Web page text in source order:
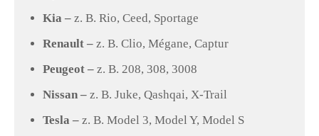
Kia – z. B. Rio, Ceed, Sportage
Renault – z. B. Clio, Mégane, Captur
Peugeot – z. B. 208, 308, 3008
Nissan – z. B. Juke, Qashqai, X-Trail
Tesla – z. B. Model 3, Model Y, Model S